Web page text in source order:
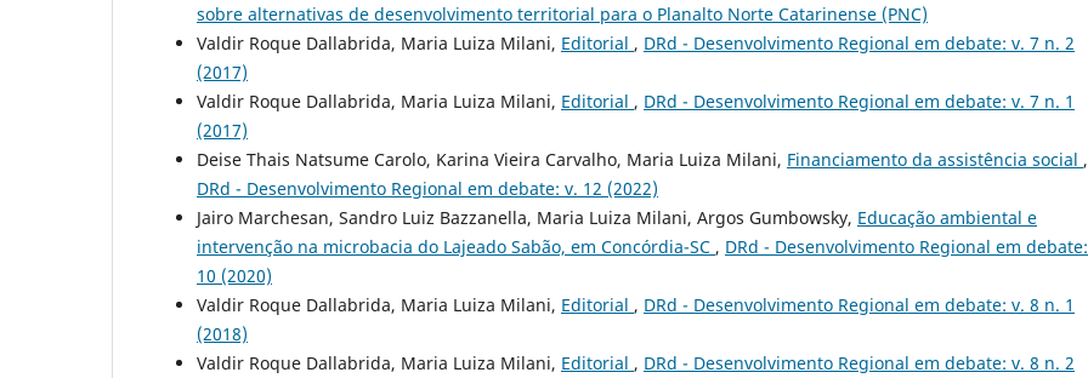
sobre alternativas de desenvolvimento territorial para o Planalto Norte Catarinense (PNC)
Valdir Roque Dallabrida, Maria Luiza Milani, Editorial , DRd - Desenvolvimento Regional em debate: v. 7 n. 2
(2017)
Valdir Roque Dallabrida, Maria Luiza Milani, Editorial , DRd - Desenvolvimento Regional em debate: v. 7 n. 1
(2017)
Deise Thais Natsume Carolo, Karina Vieira Carvalho, Maria Luiza Milani, Financiamento da assistência social ,
DRd - Desenvolvimento Regional em debate: v. 12 (2022)
Jairo Marchesan, Sandro Luiz Bazzanella, Maria Luiza Milani, Argos Gumbowsky, Educação ambiental e
intervenção na microbacia do Lajeado Sabão, em Concórdia-SC , DRd - Desenvolvimento Regional em
10 (2020)
Valdir Roque Dallabrida, Maria Luiza Milani, Editorial , DRd - Desenvolvimento Regional em debate: v. 8 n. 1
(2018)
Valdir Roque Dallabrida, Maria Luiza Milani, Editorial , DRd - Desenvolvimento Regional em debate: v. 8 n. 2